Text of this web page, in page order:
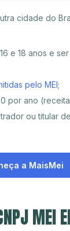
cidade do
e 18 anos e
pelo MEI;
por ano
ou titular
a MaisMei
MEI